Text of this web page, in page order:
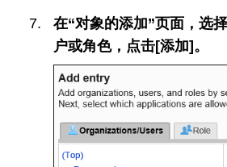
在“对象的添加”页面，选
户或角色，点击[添加]。